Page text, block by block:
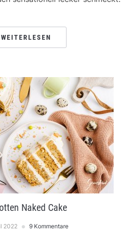
WEITERLESEN
Naked Cake
2022 9 Kommentare